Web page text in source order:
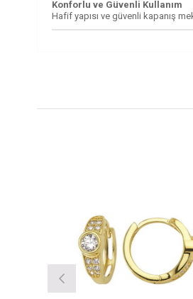
Konforlu ve Güvenli Kullanım
Hafif yapısı ve güvenli kapanış